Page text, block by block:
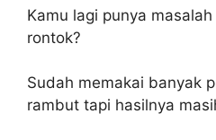
Kamu lagi punya
rontok?
Sudah memakai banyak
rambut tapi hasilnya